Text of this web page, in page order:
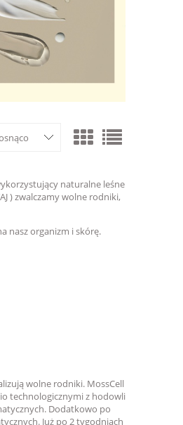
naturalne leśne
) zwalczamy wolne rodniki,
nasz organizm i skórę.
wolne rodniki. MossCell
technologicznymi z hodowli
Dodatkowo po
Już po 2 tygodniach